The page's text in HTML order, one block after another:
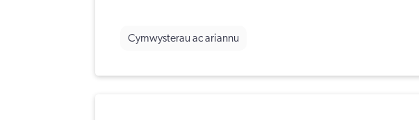
Cymwysterau ac ariannu